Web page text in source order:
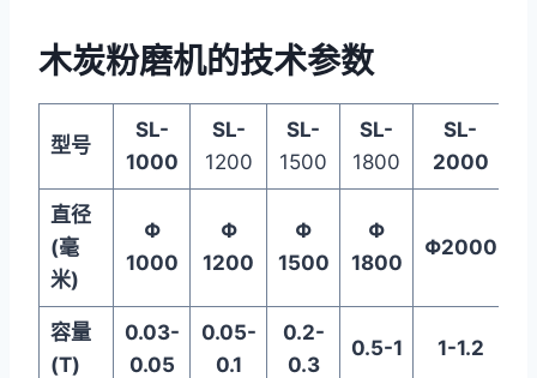
木炭粉磨机的技术参数
型号
SL-
1000
SL-
1200
SL-
1500
SL-
1800
SL-
2000
直径
(毫
米)
Φ
1000
Φ
1200
Φ
1500
Φ
1800
Φ2000
容量
(T)
0.03-
0.05
0.05-
0.1
0.2-
0.3
0.5-1 1-1.2